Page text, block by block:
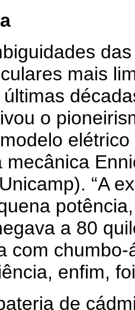
mais
o
mecânica
“A
a 80
com
enfim,
de